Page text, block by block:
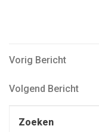
Bericht
navigatie
Vorig
Vorig Bericht
Volgend
Volgend Bericht
Zoeken